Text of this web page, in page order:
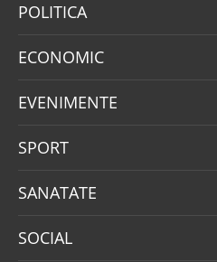
POLITICA
ECONOMIC
EVENIMENTE
SPORT
SANATATE
SOCIAL